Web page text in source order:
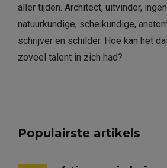
aller tijden. Architect, uitvinder,
natuurkundige, scheikundige,
schrijver en schilder. Hoe kan het
zoveel talent in zich had?
Populairste artikels